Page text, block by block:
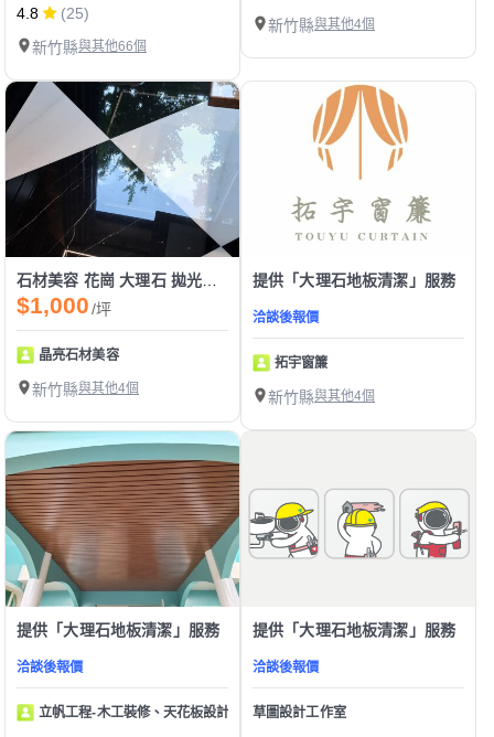
4.8
(25)
新竹縣與其他66個
新竹縣與其他4個
$1,000/坪
晶亮石材美容
新竹縣與其他4個
提供「大理石地板清潔」服務
洽談後報價
拓宇窗簾
新竹縣與其他4個
提供「大理石地板清潔」服務
洽談後報價
立帆工程-木工裝修、天花板設計
提供「大理石地板清潔」服務
洽談後報價
草圖設計工作室